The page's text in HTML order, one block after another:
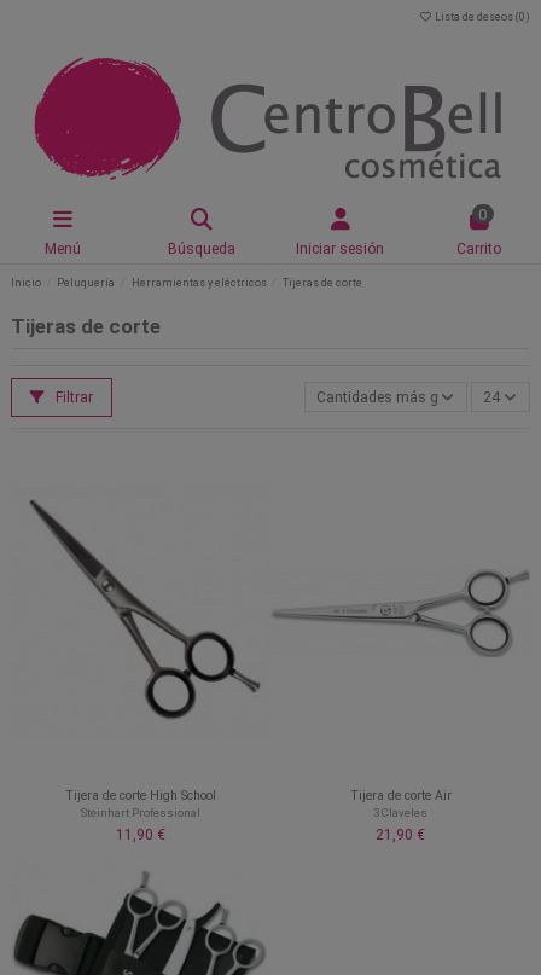
Lista de deseos (0 )
Menú Búsqueda Iniciar sesión
0
Carrito
Inicio Peluquería Herramientas y eléctricos Tijeras de corte
Tijeras de corte
Filtrar Cantidades más grandes primero
24
Tijera de corte High School
Steinhart Professional
11,90 €
Tijera de corte Air
3 Claveles
21,90 €